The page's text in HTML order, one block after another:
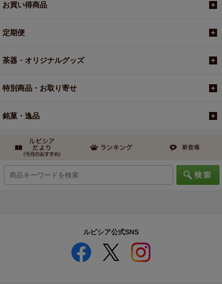
お買い得商品
定期便
茶器・オリジナルグッズ
特別商品・お取り寄せ
銘菓・逸品
ルピシア公式SNS